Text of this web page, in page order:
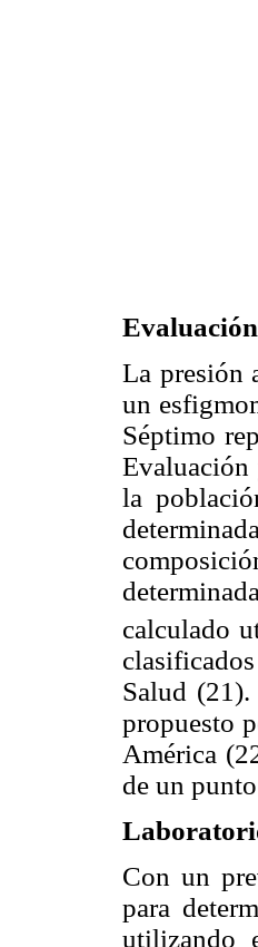
La presión
un
Séptimo
Evaluación
la
calculado
Salud
propuesto
América
de un
Con un
para
utilizando